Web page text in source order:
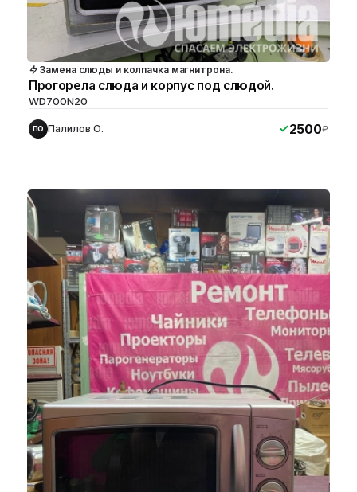
Замена слюды и колпачка магнитрона.
Прогорела слюда и корпус под слюдой.
WD700N20
ПО Палилов О. 2500₽